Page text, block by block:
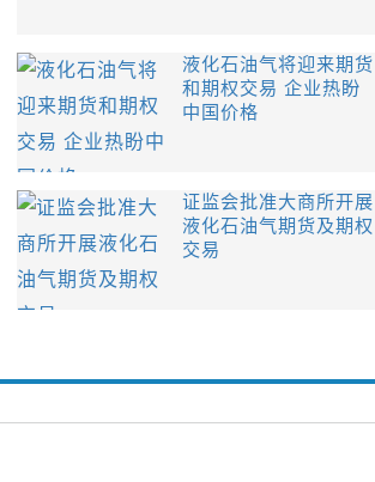
液化石油气将迎来期货
和期权交易 企业热盼
中国价格
证监会批准大商所开展
液化石油气期货及期权
交易